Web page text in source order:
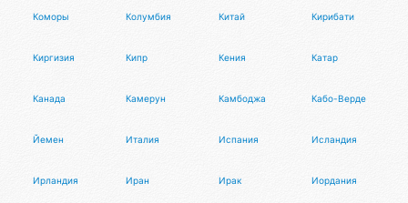
Коморы Колумбия Китай Кирибати
Киргизия Кипр Кения Катар
Канада Камерун Камбоджа Кабо-Верде
Йемен Италия Испания Исландия
Ирландия Иран Ирак Иордания